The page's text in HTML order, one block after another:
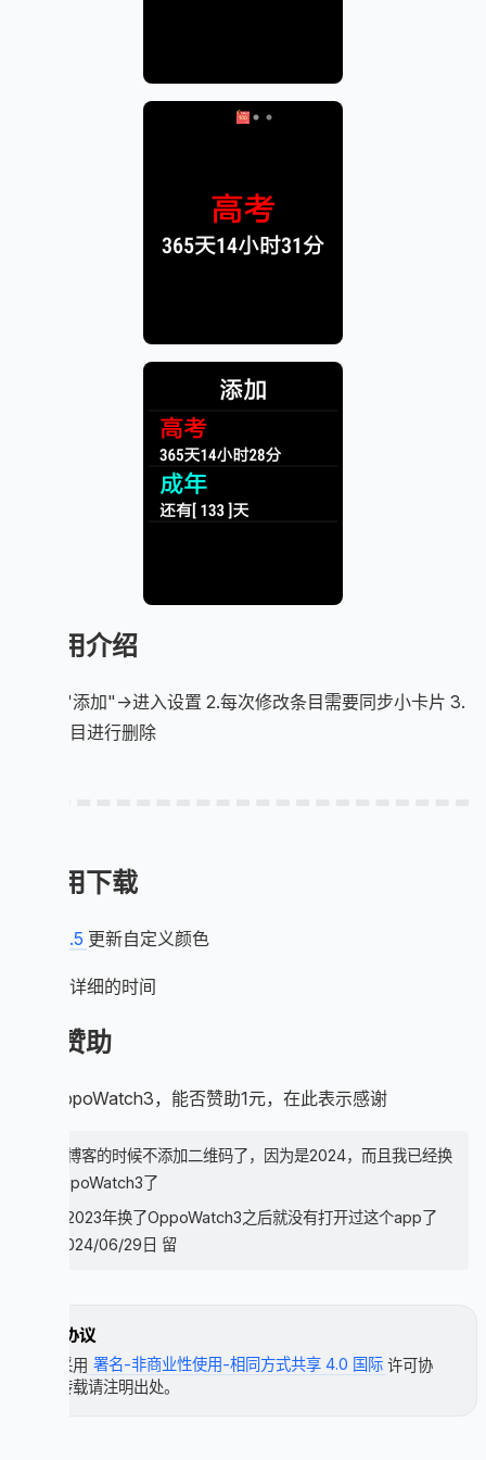
应用介绍
1.长按"添加"->进入设置 2.每次修改条目需要同步小卡片 3.
长按条目进行删除
应用下载
v.1.5 更新自定义颜色
更新更详细的时间
求赞助
想换oppoWatch3，能否赞助1元，在此表示感谢
恢复博客的时候不添加二维码了，因为是2024，而且我已经换
了oppoWatch3了
自从2023年换了OppoWatch3之后就没有打开过这个app了
/// 2024/06/29日 留
许可协议
本文采用 署名-非商业性使用-相同方式共享 4.0 国际 许可协
议，转载请注明出处。